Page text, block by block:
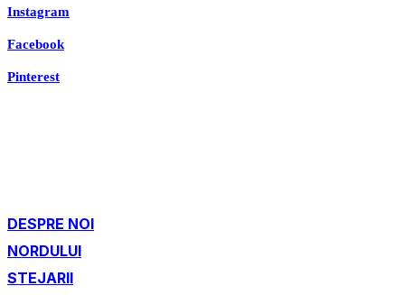
Instagram
Facebook
Pinterest
DESPRE NOI
NORDULUI
STEJARII